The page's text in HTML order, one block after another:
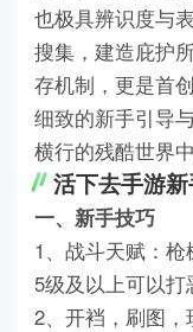
也极具辨识度与
搜集，建造庇护
存机制，更是首
细致的新手引导
横行的残酷世界
活下去手游
一、新手技巧
1、战斗天赋：
5级及以上可以打
2、开裆，刷图